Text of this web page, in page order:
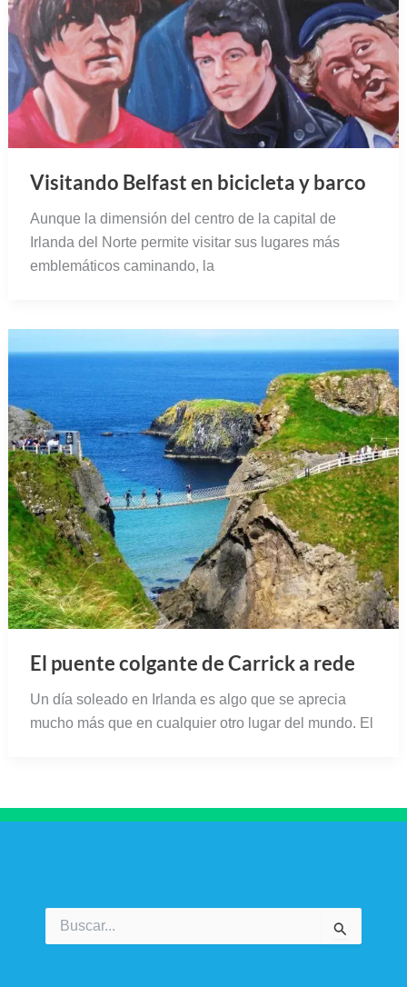
Visitando Belfast en bicicleta y barco
Aunque la dimensión del centro de la capital de
Irlanda del Norte permite visitar sus lugares más
emblemáticos caminando, la
El puente colgante de Carrick a rede
Un día soleado en Irlanda es algo que se aprecia
mucho más que en cualquier otro lugar del mundo. El
Buscar
por: